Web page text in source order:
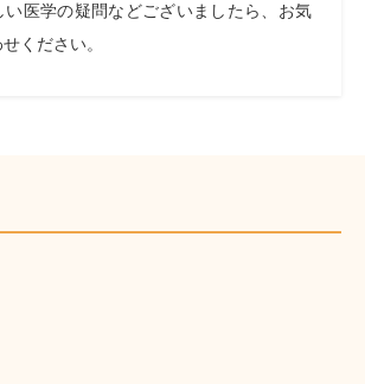
い医学の疑問などございましたら、お気
ください。